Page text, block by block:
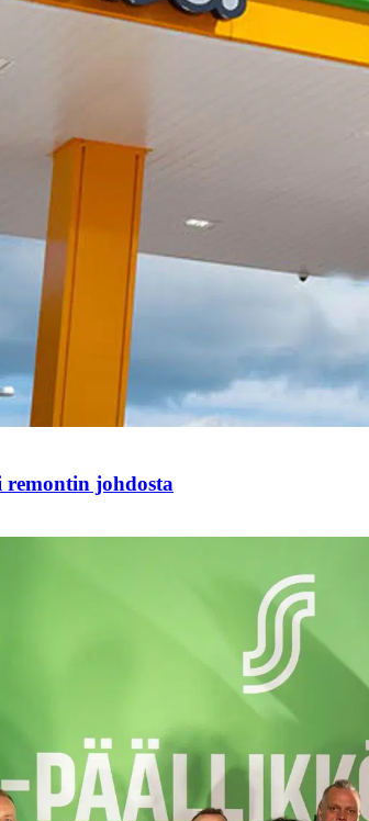
remontin johdosta